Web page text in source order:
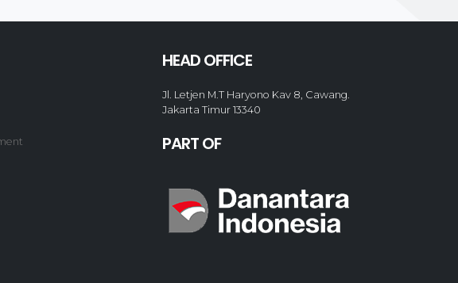
HEAD OFFICE
Jl. Letjen M.T Haryono Kav 8, Cawang.
Jakarta Timur 13340
PART OF